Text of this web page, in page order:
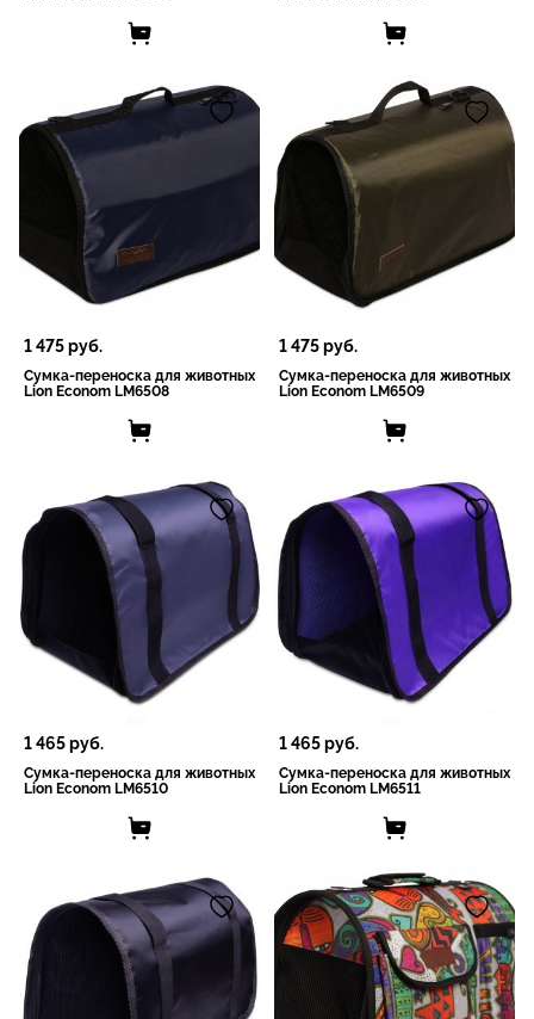
1 475руб.
Сумка-переноска для животных
Lion Econom LM6508
1 475руб.
Сумка-переноска для животных
Lion Econom LM6509
1 465руб.
Сумка-переноска для животных
Lion Econom LM6510
1 465руб.
Сумка-переноска для животных
Lion Econom LM6511